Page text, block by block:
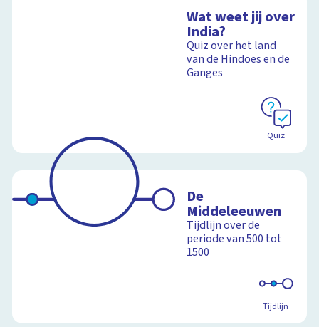
Wat weet jij over
India?
Quiz over het land
van de Hindoes en de
Ganges
Quiz
De
Middeleeuwen
Tijdlijn over de
periode van 500 tot
1500
Tijdlijn